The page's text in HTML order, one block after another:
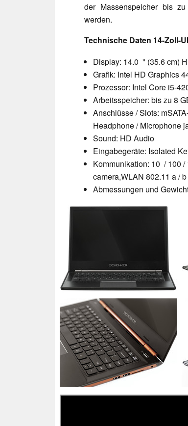
der Massenspeicher bis
werden.
Technische Daten 14-Zoll-
Display: 14.0 " (35.6 cm)
Grafik: Intel HD Graphics
Prozessor: Intel Core i5-
Arbeitsspeicher: bis zu 8
Anschlüsse / Slots:
Headphone / Microphone
Sound: HD Audio
Eingabegeräte: Isolated
Kommunikation: 10 / 100
camera,WLAN 802.11 a /
Abmessungen und